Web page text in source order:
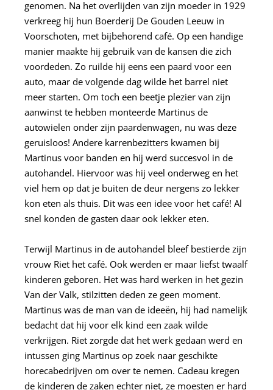
genomen. Na het overlijden van zijn moeder in 1929
verkreeg hij hun Boerderij De Gouden Leeuw in
Voorschoten, met bijbehorend café. Op een handige
manier maakte hij gebruik van de kansen die zich
voordeden. Zo ruilde hij eens een paard voor een
auto, maar de volgende dag wilde het barrel niet
meer starten. Om toch een beetje plezier van zijn
aanwinst te hebben monteerde Martinus de
autowielen onder zijn paardenwagen, nu was deze
geruisloos! Andere karrenbezitters kwamen bij
Martinus voor banden en hij werd succesvol in de
autohandel. Hiervoor was hij veel onderweg en het
viel hem op dat je buiten de deur nergens zo lekker
kon eten als thuis. Dit was een idee voor het café! Al
snel konden de gasten daar ook lekker eten.
Terwijl Martinus in de autohandel bleef bestierde zijn
vrouw Riet het café. Ook werden er maar liefst twaalf
kinderen geboren. Het was hard werken in het gezin
Van der Valk, stilzitten deden ze geen moment.
Martinus was de man van de ideeën, hij had namelijk
bedacht dat hij voor elk kind een zaak wilde
verkrijgen. Riet zorgde dat het werk gedaan werd en
intussen ging Martinus op zoek naar geschikte
horecabedrijven om over te nemen. Cadeau kregen
de kinderen de zaken echter niet, ze moesten er hard